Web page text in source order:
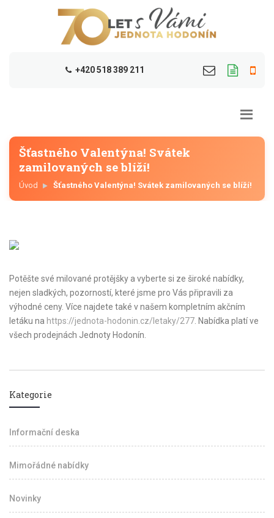
+420 518 389 211
Šťastného Valentýna! Svátek
zamilovaných se blíží!
Úvod Šťastného Valentýna! Svátek zamilovaných se blíží!
Potěšte své milované protějšky a vyberte si ze široké nabídky,
nejen sladkých, pozorností, které jsme pro Vás připravili za
výhodné ceny. Více najdete také v našem kompletním akčním
letáku na https://jednota-hodonin.cz/letaky/277 . Nabídka platí ve
všech prodejnách Jednoty Hodonín.
Kategorie
Informační deska
Mimořádné nabídky
Novinky